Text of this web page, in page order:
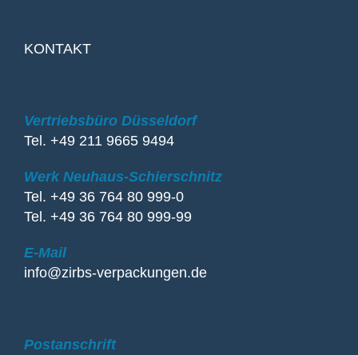
KONTAKT
Vertriebsbüro Düsseldorf
Tel. +49 211 9665 9494
Werk Neuhaus-Schierschnitz
Tel. +49 36 764 80 999-0
Tel. +49 36 764 80 999-99
E-Mail
info@zirbs-verpackungen.de
Postanschrift